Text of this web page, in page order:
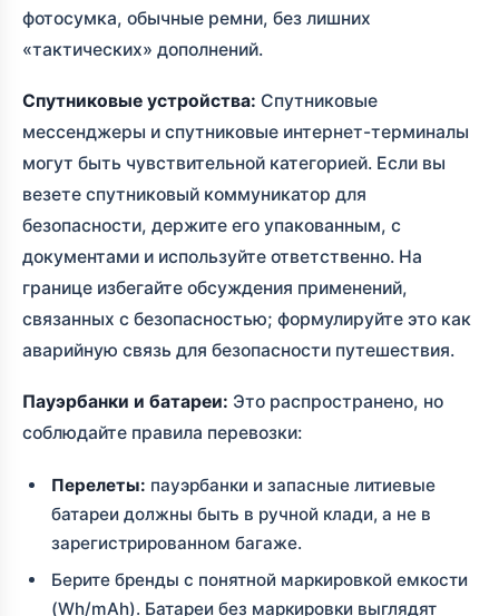
фотосумка, обычные ремни, без лишних
«тактических» дополнений.
Спутниковые устройства: Спутниковые
мессенджеры и спутниковые интернет-терминалы
могут быть чувствительной категорией. Если вы
везете спутниковый коммуникатор для
безопасности, держите его упакованным, с
документами и используйте ответственно. На
границе избегайте обсуждения применений,
связанных с безопасностью; формулируйте это как
аварийную связь для безопасности путешествия.
Пауэрбанки и батареи: Это распространено, но
соблюдайте правила перевозки:
Перелеты: пауэрбанки и запасные литиевые
батареи должны быть в ручной клади, а не в
зарегистрированном багаже.
Берите бренды с понятной маркировкой емкости
(Wh/mAh). Батареи без маркировки выглядят